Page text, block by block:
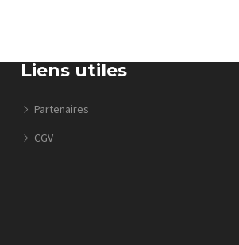
Liens utiles
Partenaires
CGV